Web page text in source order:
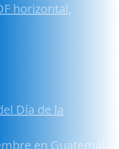
horizontal,
Día de la
en Guatemala